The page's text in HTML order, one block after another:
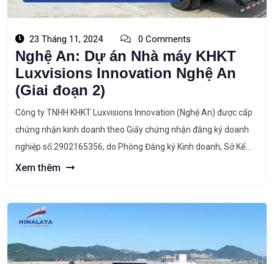
23 Tháng 11, 2024 0 Comments
Nghệ An: Dự án Nhà máy KHKT
Luxvisions Innovation Nghệ An
(Giai đoạn 2)
Công ty TNHH KHKT Luxvisions Innovation (Nghệ An) được cấp
chứng nhận kinh doanh theo Giấy chứng nhận đăng ký doanh
nghiệp số:2902165356, do Phòng Đăng ký Kinh doanh, Sở Kế
hoạch và Đầu tư tỉnh Nghệ An cấp lần đầu ngày 18/5/2023,
Xem thêm